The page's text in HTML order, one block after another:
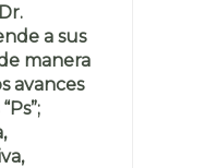
a sus
manera
avances